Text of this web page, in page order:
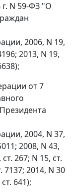
N 59-ФЗ "О
2006, N 19,
2013, N 19,
от 7
2004, N 37,
2008, N 43,
267; N 15, ст.
7137; 2014, N 30
641);